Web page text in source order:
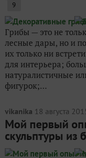
9
Грибы — это не
лесные дары, но и
их только ни
для интерьера;
натуралистичные
фигурок;...
vikanika 18 августа
Мой первый
скульптуры из